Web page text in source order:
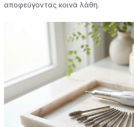
αποφεύγοντας κοινά λάθη.